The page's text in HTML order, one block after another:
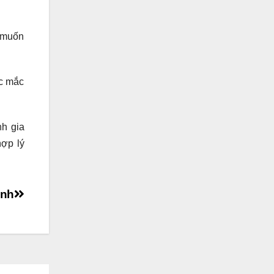
mắc
gia
lý